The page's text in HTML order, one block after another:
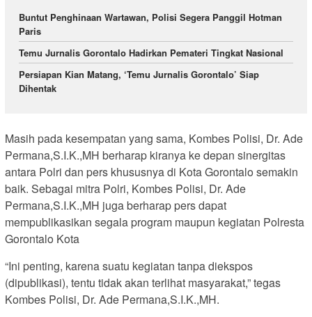
Buntut Penghinaan Wartawan, Polisi Segera Panggil Hotman
Paris
Temu Jurnalis Gorontalo Hadirkan Pemateri Tingkat Nasional
Persiapan Kian Matang, ‘Temu Jurnalis Gorontalo’ Siap
Dihentak
Masih pada kesempatan yang sama, Kombes Polisi, Dr. Ade
Permana,S.I.K.,MH berharap kiranya ke depan sinergitas
antara Polri dan pers khususnya di Kota Gorontalo semakin
baik. Sebagai mitra Polri, Kombes Polisi, Dr. Ade
Permana,S.I.K.,MH juga berharap pers dapat
mempublikasikan segala program maupun kegiatan Polresta
Gorontalo Kota
“Ini penting, karena suatu kegiatan tanpa diekspos
(dipublikasi), tentu tidak akan terlihat masyarakat,” tegas
Kombes Polisi, Dr. Ade Permana,S.I.K.,MH.